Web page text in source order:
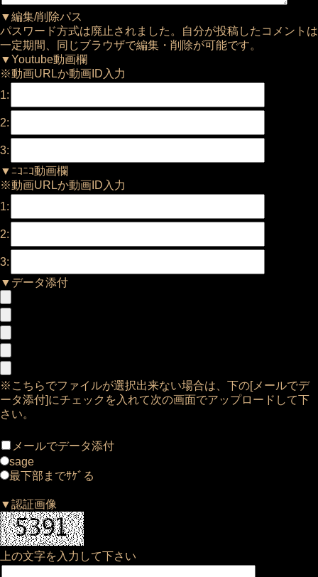
▼編集/削除パス
パスワード方式は廃止されました。自分が投稿したコメントは
一定期間、同じブラウザで編集・削除が可能です。
▼Youtube動画欄
※動画URLか動画ID入力
1:
2:
3:
▼ﾆｺﾆｺ動画欄
※動画URLか動画ID入力
1:
2:
3:
▼データ添付
※こちらでファイルが選択出来ない場合は、下の[メールでデ
ータ添付]にチェックを入れて次の画面でアップロードして下
さい。
メールでデータ添付
sage
最下部までｻｹﾞる
▼認証画像
上の文字を入力して下さい